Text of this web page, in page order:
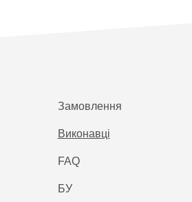
Замовлення
Виконавці
FAQ
БУ